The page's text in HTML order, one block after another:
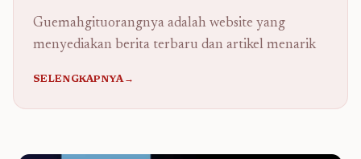
Guemahgituorangnya adalah website yang
menyediakan berita terbaru dan artikel menarik
SELENGKAPNYA→